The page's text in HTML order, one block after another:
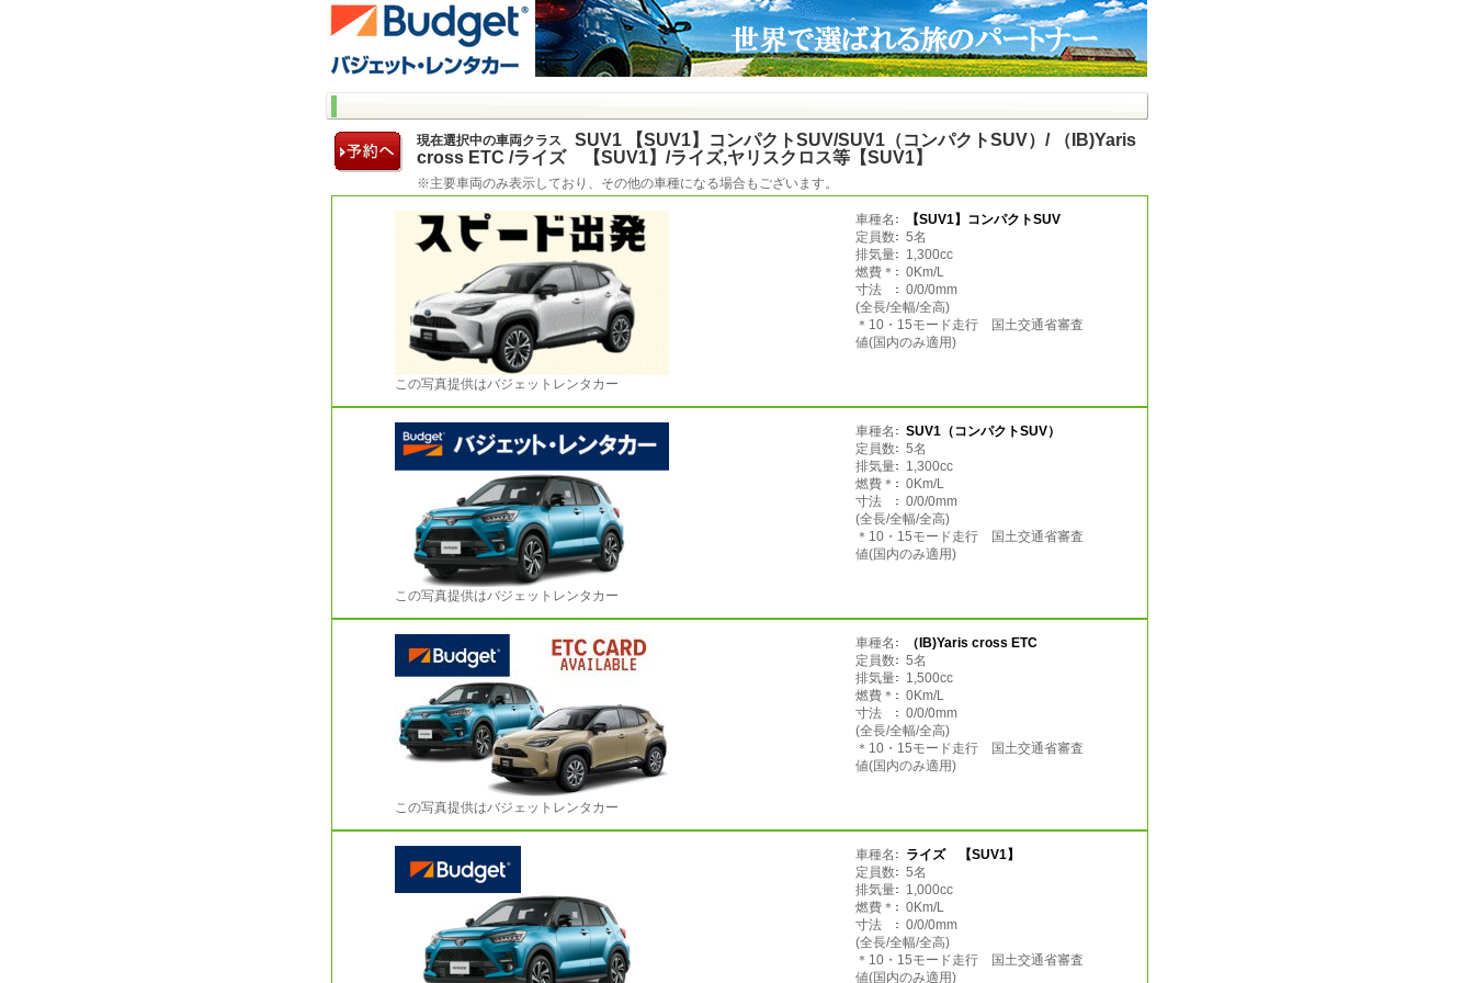
現在選択中の車両クラス
SUV1 【SUV1】コンパクトSUV/SUV1（コンパクトSUV）/ （IB)Yaris
cross ETC /ライズ 【SUV1】/ライズ,ヤリスクロス等【SUV1】
※主要車両のみ表示しており、その他の車種になる場合もございます。
車種名
【SUV1】コンパクトSUV
定員数
5名
排気量
1,300cc
燃費＊
0Km/L
寸法
0/0/0mm
(全長/全幅/全高)
＊10・15モード走行 国土交通省審査
値(国内のみ適用)
この写真提供はバジェットレンタカー
車種名
SUV1（コンパクトSUV）
定員数
5名
排気量
1,300cc
燃費＊
0Km/L
寸法
0/0/0mm
(全長/全幅/全高)
＊10・15モード走行 国土交通省審査
値(国内のみ適用)
この写真提供はバジェットレンタカー
車種名
（IB)Yaris cross ETC
定員数
5名
排気量
1,500cc
燃費＊
0Km/L
寸法
0/0/0mm
(全長/全幅/全高)
＊10・15モード走行 国土交通省審査
値(国内のみ適用)
この写真提供はバジェットレンタカー
車種名
ライズ 【SUV1】
定員数
5名
排気量
1,000cc
燃費＊
0Km/L
寸法
0/0/0mm
(全長/全幅/全高)
＊10・15モード走行 国土交通省審査
値(国内のみ適用)